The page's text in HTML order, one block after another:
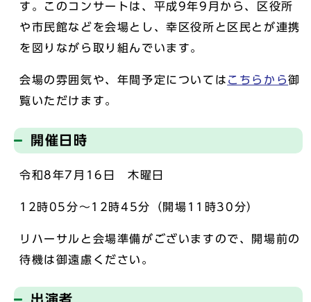
す。このコンサートは、平成9年9月から、区役所
や市民館などを会場とし、幸区役所と区民とが連携
を図りながら取り組んでいます。
会場の雰囲気や、年間予定については こちらから御
覧いただけます。
開催日時
令和8年7月16日 木曜日
12時05分～12時45分（開場11時30分）
リハーサルと会場準備がございますので、開場前の
待機は御遠慮ください。
出演者